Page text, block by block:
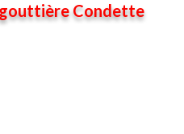
Condette